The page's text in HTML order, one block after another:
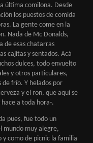
última comilona. Desde
los puestos de comida
La gente come en la
Nada de Mc Donalds,
de esas chatarras
cajitas y sentados. Acá
dulces, todo envuelto
y otros particulares,
de frío. Y helados por
y el ron, que aquí se
a toda hora-.
pues, fue todo un
mundo muy alegre,
y como de picnic la familia